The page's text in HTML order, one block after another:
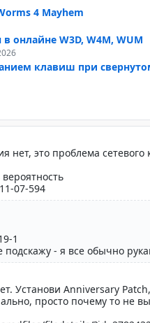
4 Mayhem
онлайне W3D, W4M, WUM
клавиш при